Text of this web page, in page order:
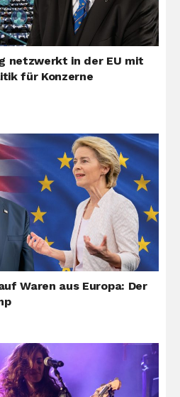
netzwerkt in der EU mit
für Konzerne
Waren aus Europa: Der